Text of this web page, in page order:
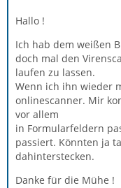
Hallo !
Ich hab dem weißen
doch mal den
laufen zu lassen.
Wenn ich ihn wieder
onlinescanner. Mir
vor allem
in Formularfeldern
passiert. Könnten ja
dahinterstecken.
Danke für die Mühe !